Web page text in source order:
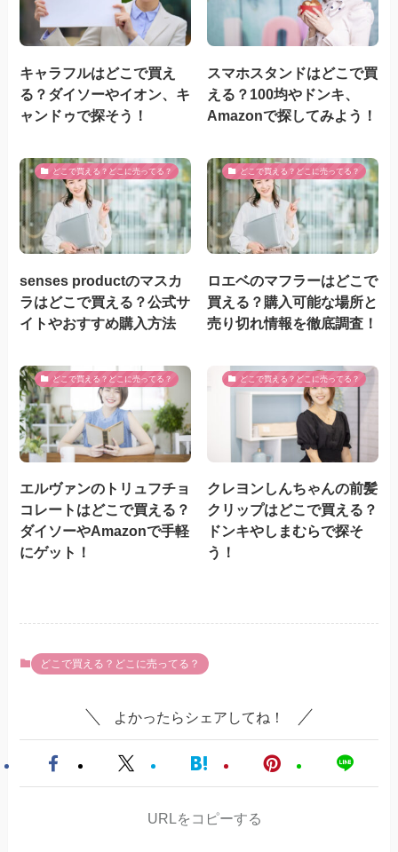
キャラフルはどこで買え
る？ダイソーやイオン、キ
ャンドゥで探そう！
スマホスタンドはどこで買
える？100均やドンキ、
Amazonで探してみよう！
どこで買える？どこに売ってる？
senses productのマスカ
ラはどこで買える？公式サ
イトやおすすめ購入方法
どこで買える？どこに売ってる？
ロエベのマフラーはどこで
買える？購入可能な場所と
売り切れ情報を徹底調査！
どこで買える？どこに売ってる？
エルヴァンのトリュフチョ
コレートはどこで買える？
ダイソーやAmazonで手軽
にゲット！
どこで買える？どこに売ってる？
クレヨンしんちゃんの前髪
クリップはどこで買える？
ドンキやしまむらで探そ
う！
どこで買える？どこに売ってる？
よかったらシェアしてね！
URLをコピーする